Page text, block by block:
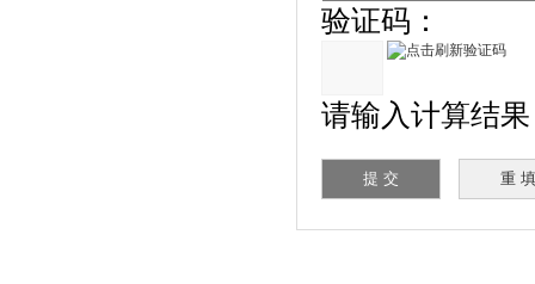
验证码：
请输入计算结果